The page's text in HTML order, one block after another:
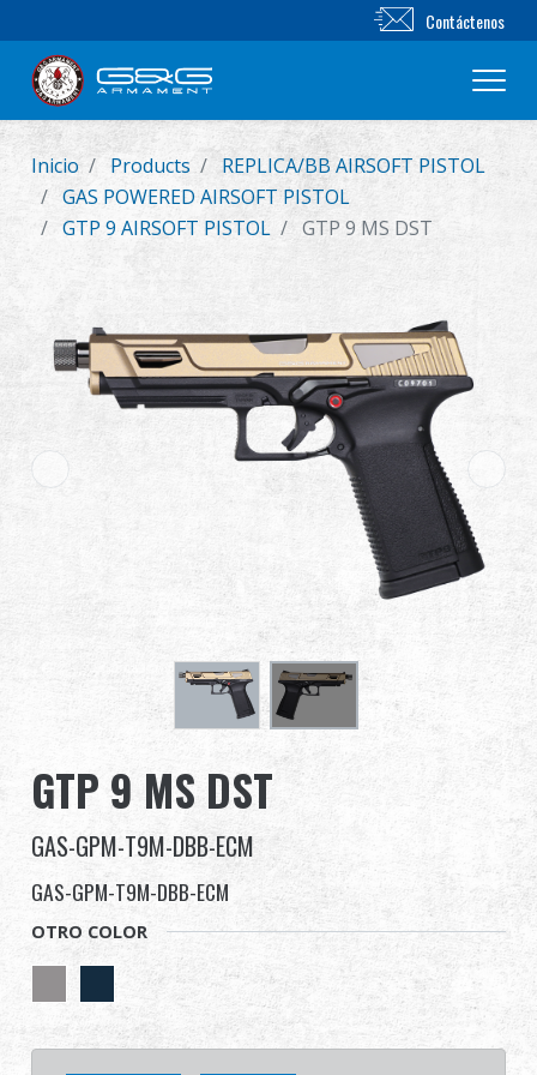
Nuevo producto
Airsoft Rifle
Piezas & Accesorios
Sistema de Entrenamiento
Sobre nosotros
繁體中文 English (US)
Français 日本語
Contáctenos
Inicio Products
REPLICA/BB AIRSOFT PISTOL
GAS POWERED AIRSOFT PISTOL
GTP 9 AIRSOFT PISTOL
GTP 9 MS DST
GTP 9 MS DST
GAS-GPM-T9M-DBB-ECM
GAS-GPM-T9M-DBB-ECM
OTRO COLOR